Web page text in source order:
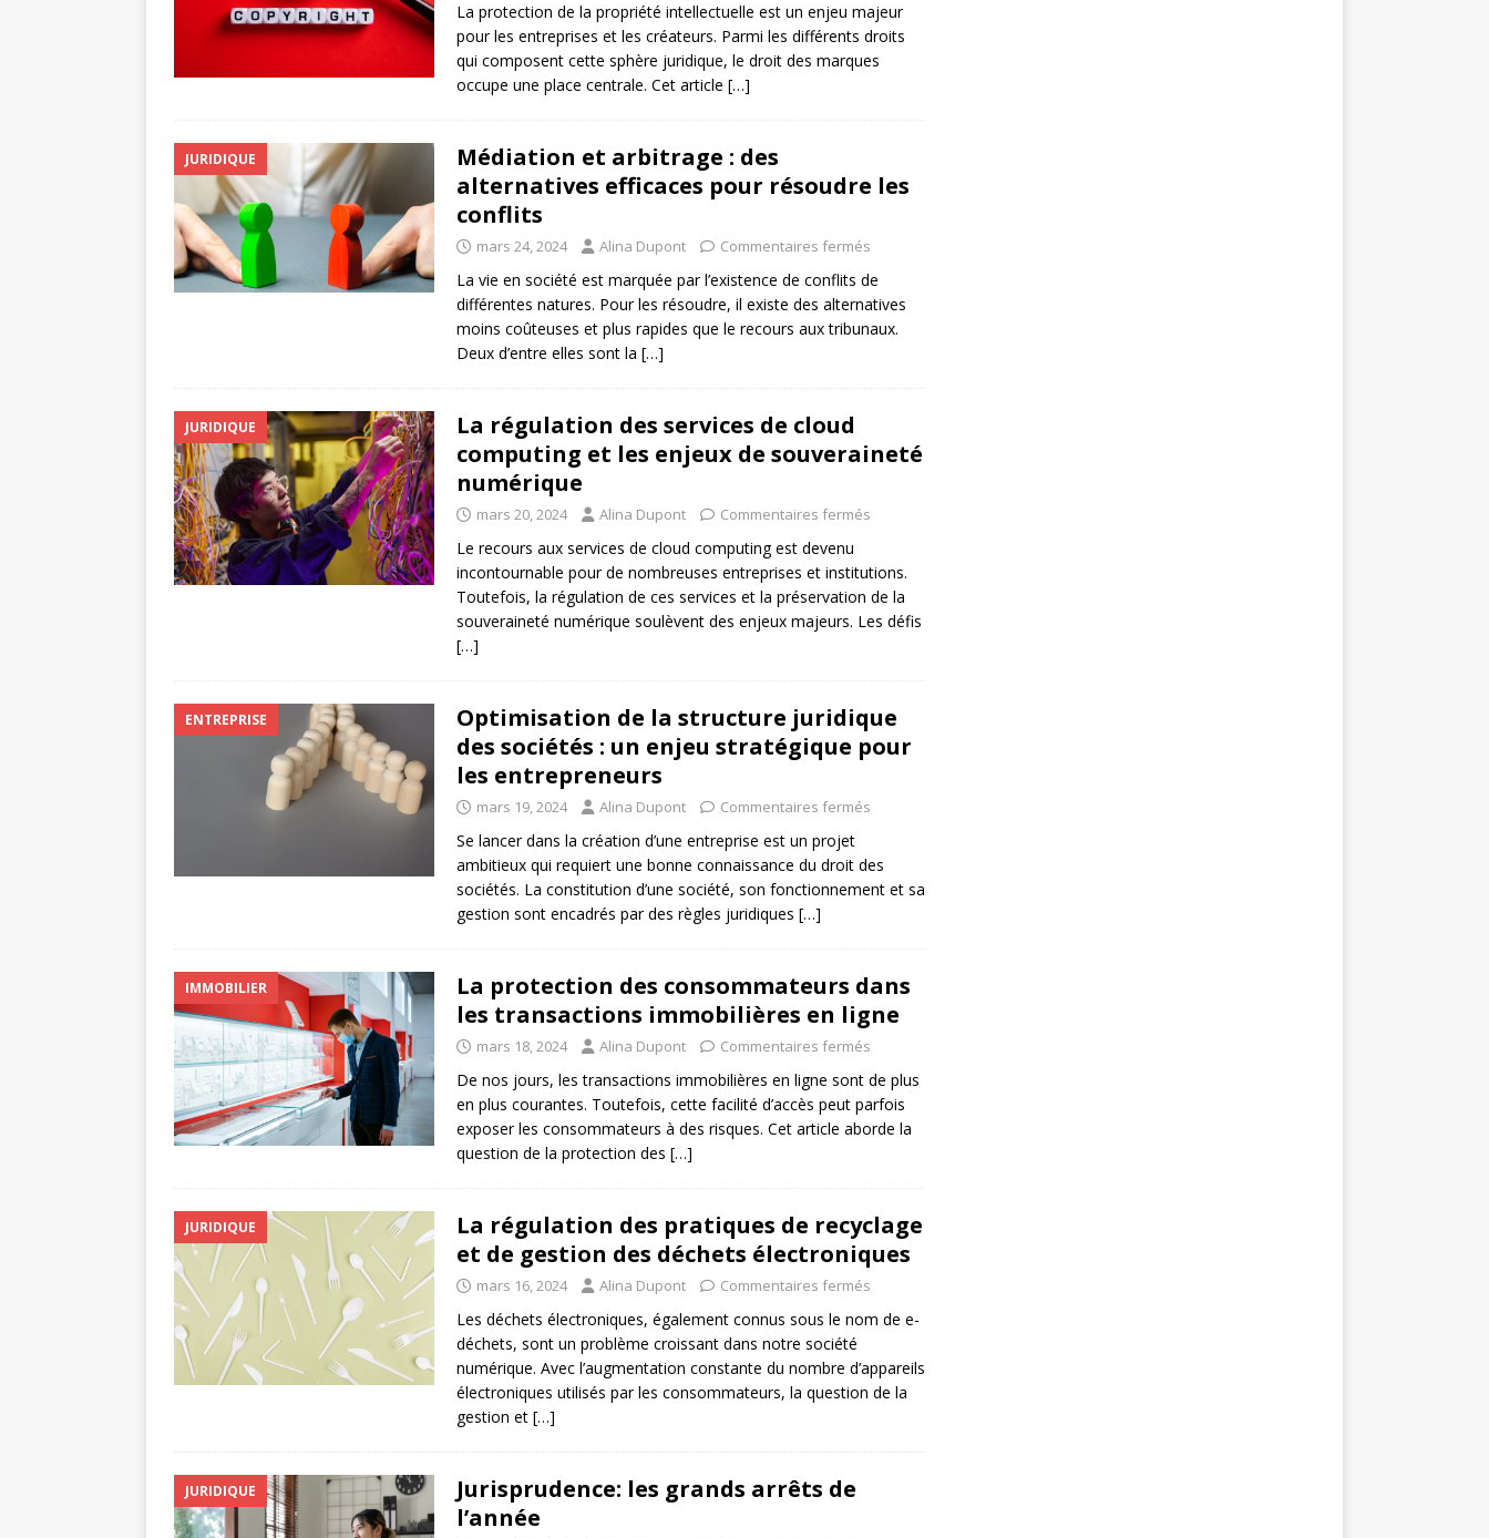
La protection de la propriété intellectuelle est un enjeu majeur
pour les entreprises et les créateurs. Parmi les différents droits
qui composent cette sphère juridique, le droit des marques
occupe une place centrale. Cet article […]
JURIDIQUE
Médiation et arbitrage : des
alternatives efficaces pour résoudre les
conflits
mars 24, 2024 Alina Dupont Commentaires fermés
La vie en société est marquée par l’existence de conflits de
différentes natures. Pour les résoudre, il existe des alternatives
moins coûteuses et plus rapides que le recours aux tribunaux.
Deux d’entre elles sont la […]
JURIDIQUE
La régulation des services de cloud
computing et les enjeux de souveraineté
numérique
mars 20, 2024 Alina Dupont Commentaires fermés
Le recours aux services de cloud computing est devenu
incontournable pour de nombreuses entreprises et institutions.
Toutefois, la régulation de ces services et la préservation de la
souveraineté numérique soulèvent des enjeux majeurs. Les défis
[…]
ENTREPRISE
Optimisation de la structure juridique
des sociétés : un enjeu stratégique pour
les entrepreneurs
mars 19, 2024 Alina Dupont Commentaires fermés
Se lancer dans la création d’une entreprise est un projet
ambitieux qui requiert une bonne connaissance du droit des
sociétés. La constitution d’une société, son fonctionnement et sa
gestion sont encadrés par des règles juridiques […]
IMMOBILIER
La protection des consommateurs dans
les transactions immobilières en ligne
mars 18, 2024 Alina Dupont Commentaires fermés
De nos jours, les transactions immobilières en ligne sont de plus
en plus courantes. Toutefois, cette facilité d’accès peut parfois
exposer les consommateurs à des risques. Cet article aborde la
question de la protection des […]
JURIDIQUE
La régulation des pratiques de recyclage
et de gestion des déchets électroniques
mars 16, 2024 Alina Dupont Commentaires fermés
Les déchets électroniques, également connus sous le nom de e-
déchets, sont un problème croissant dans notre société
numérique. Avec l’augmentation constante du nombre d’appareils
électroniques utilisés par les consommateurs, la question de la
gestion et […]
JURIDIQUE
Jurisprudence: les grands arrêts de
l’année